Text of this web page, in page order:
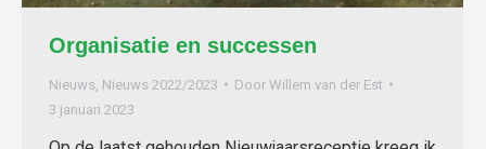
Organisatie en successen
Nieuws Nieuws 2022/2023 Door Willem van der Est
3 januari 2023